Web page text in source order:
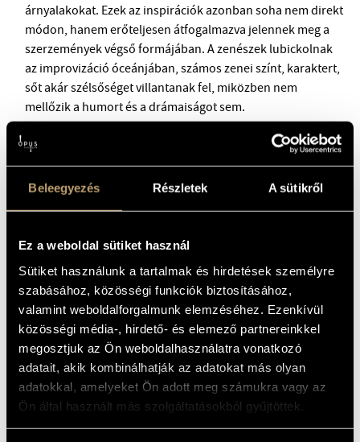
Beleegyezés Részletek A sütikről
Ez a weboldal sütiket használ
Sütiket használunk a tartalmak és hirdetések személyre
szabásához, közösségi funkciók biztosításához,
valamint weboldalforgalmunk elemzéséhez. Ezenkívül
közösségi média-, hirdető- és elemező partnereinkkel
megosztjuk az Ön weboldalhasználatra vonatkozó
adatait, akik kombinálhatják az adatokat más olyan
adatokkal, amelyeket Ön adott meg számukra vagy az
Ön által használt más szolgáltatásokból gyűjtöttek.
árnyalakokat. Ezek az inspirációk azonban soha nem direkt
módon, hanem erőteljesen átfogalmazva jelennek meg a
szerzemények végső formájában. A zenészek lubickolnak
az improvizáció óceánjában, számos zenei színt, karaktert,
sőt akár szélsőséget villantanak fel, miközben nem
mellőzik a humort és a drámaiságot sem.